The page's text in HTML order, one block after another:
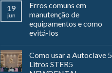
19
jun
Erros comuns em
manutenção de
equipamentos e como
evitá-los
Como usar a Autoclave 5
Litros STER5